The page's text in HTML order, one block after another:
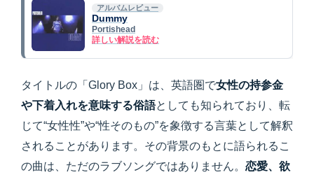
アルバムレビュー
Dummy
Portishead
詳しい解説を読む
タイトルの「Glory Box」は、英語圏で女性の持参金
や下着入れを意味する俗語としても知られており、転
じて“女性性”や“性そのもの”を象徴する言葉として解釈
されることがあります。その背景のもとに語られるこ
の曲は、ただのラブソングではありません。 恋愛、欲